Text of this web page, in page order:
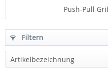
Push-Pull
Filtern